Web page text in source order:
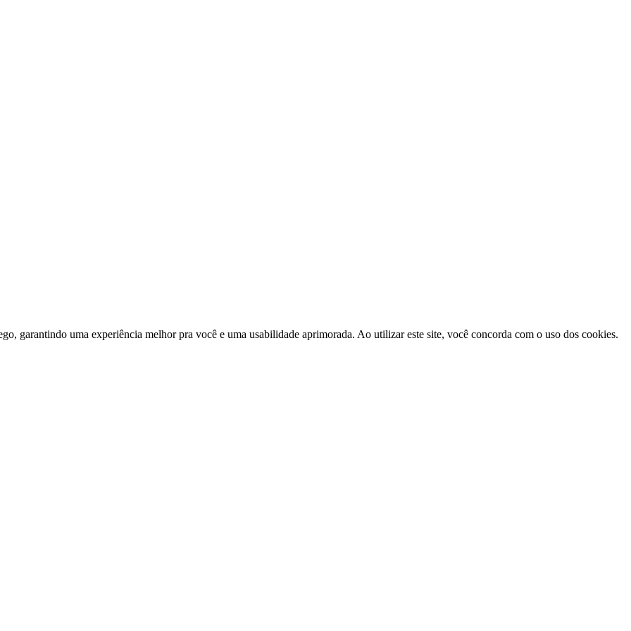
garantindo uma experiência melhor pra você e uma usabilidade aprimorada. Ao utilizar este site, você concorda com o uso dos cookies.